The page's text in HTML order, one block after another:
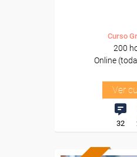
Curso
200
Online
Ver
32